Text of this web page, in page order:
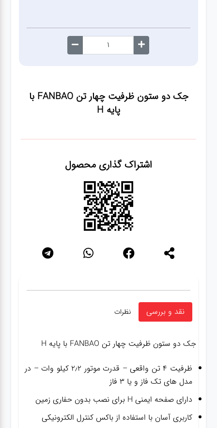
کارواش
معاینه
جک دو ستون ظرفیت چهار تن FANBAO با
پایه H
اشتراک گذاری محصول
نقد و بررسی نظرات
جک دو ستون ظرفیت چهار تن FANBAO با پایه H
ظرفیت ۴ تن واقعی – قدرت موتور ۲٫۲ کیلو وات – در
مدل های تک فاز و یا ۳ فاز
دارای صفحه ایمنی H برای نصب بدون حفاری زمین
کاربری آسان با استفاده از باکس کنترل الکترونیکی